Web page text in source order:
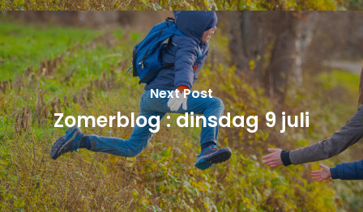
Next Post
Zomerblog : dinsdag 9 juli